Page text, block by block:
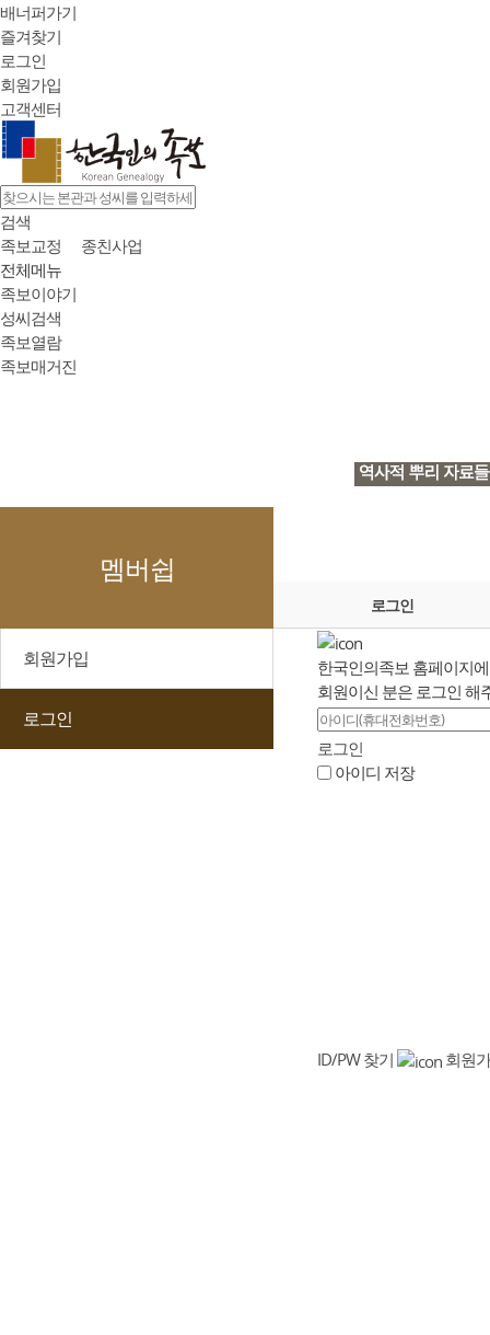
배너퍼가기
즐겨찾기
로그인
회원가입
고객센터
검색
족보교정
종친사업
전체메뉴
족보이야기
성씨검색
족보열람
족보매거진
로그인
멤버쉽
회원가입
로그인
한국인의족보 홈페이지
회원이신 분은 로그인 해
로그인
아이디 저장
ID/PW 찾기 회원